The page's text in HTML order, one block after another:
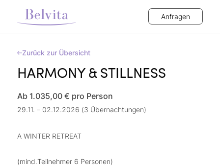
Anfragen
Zurück zur Übersicht
HARMONY & STILLNESS
Ab 1.035,00 € pro Person
29.11. – 02.12.2026 (3 Übernachtungen)
A WINTER RETREAT
(mind.Teilnehmer 6 Personen)